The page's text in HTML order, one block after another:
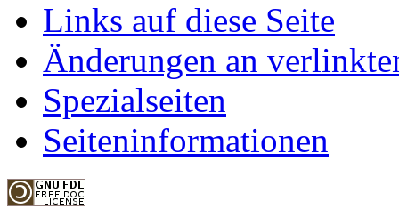
Links auf diese Seite
Änderungen an
Spezialseiten
Seiteninformationen